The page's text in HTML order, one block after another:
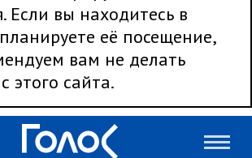
Если вы находитесь в
её посещение,
вам не делать
этого сайта.